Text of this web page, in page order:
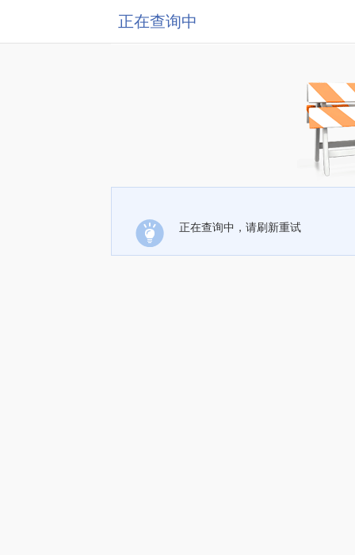
正在查询中
正在查询中，请刷新重试